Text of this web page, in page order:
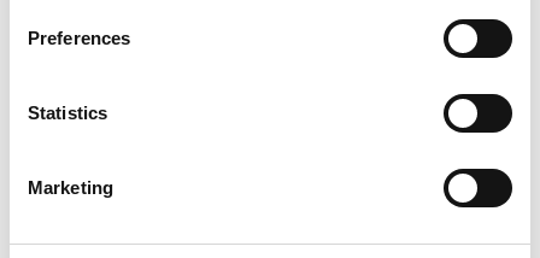
Preferences
Statistics
Marketing